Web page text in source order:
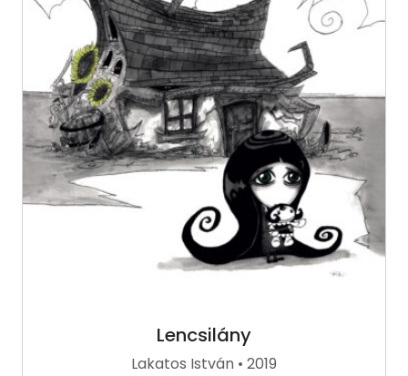
Lencsilány
Lakatos István • 2019